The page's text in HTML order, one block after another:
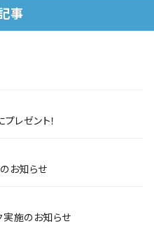
事
レゼント！
お知らせ
実施のお知らせ